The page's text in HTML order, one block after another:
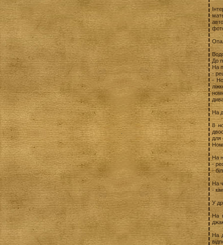
До
На
-
-
На
8
для
На
-
-
На
-
У
На
На